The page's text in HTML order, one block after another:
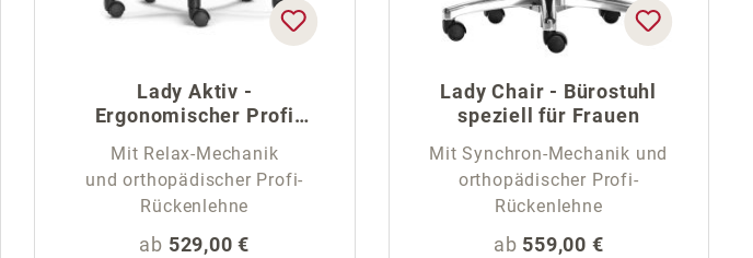
Lady Aktiv -
Ergonomischer Profi
Mit Relax-Mechanik
und orthopädischer Profi-
Rückenlehne
Regulärer Preis:
ab 529,00 €
Lady Chair - Bürostuhl
speziell für Frauen
Mit Synchron-Mechanik und
orthopädischer Profi-
Rückenlehne
Regulärer Preis:
ab 559,00 €